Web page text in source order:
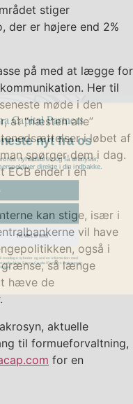
stiger
der er højere end 2%
på med at lægge for
Her til
møde i den
at “næsten alle”
i løbet af
spørger dem i dag.
ECB ender i en
kan stige, især i
vil have
også i
grænse, så længe
hæve de
aktuelle
til formueforvaltning,
for en
Capital Partners
nyt fra os
vores nyhedsbrev og få analyser,
direkte i din indbakke.
TILMELD MIG
modtage nyheder og anden information med
indhold fra Sterna Capital Partners vedrørende